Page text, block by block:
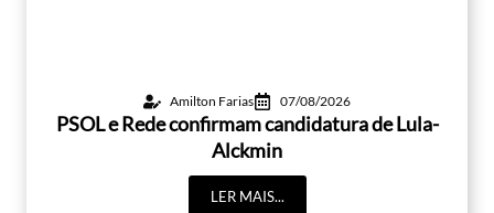
Amilton Farias 07/08/2026
PSOL e Rede confirmam candidatura de Lula-
Alckmin
LER MAIS...